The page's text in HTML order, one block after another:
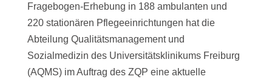
Fragebogen-Erhebung in 188 ambulanten und
220 stationären Pflegeeinrichtungen hat die
Abteilung Qualitätsmanagement und
Sozialmedizin des Universitätsklinikums Freiburg
(AQMS) im Auftrag des ZQP eine aktuelle